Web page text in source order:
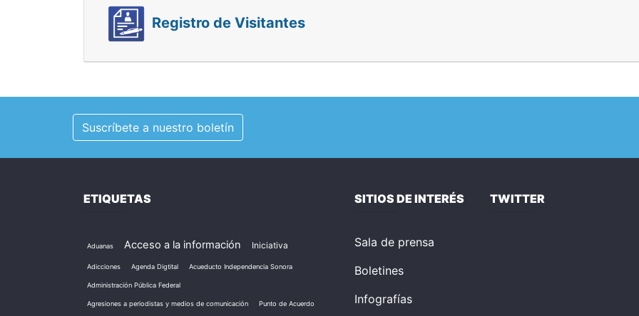
Registro de Visitantes
Suscríbete a nuestro boletín
ETIQUETAS
Aduanas Acceso a la información Iniciativa
Adicciones Agenda Digtital Acueducto Independencia Sonora
Administración Pública Federal
Agresiones a periodistas y medios de comunicación Punto de Acuerdo
SITIOS DE INTERÉS
Sala de prensa
Boletines
Infografías
TWITTER